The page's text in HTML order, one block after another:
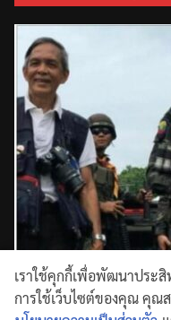
เราใช้คุกกี้เพื่อพัฒนาประ
การใช้เว็บไซต์ของคุณ คุณ